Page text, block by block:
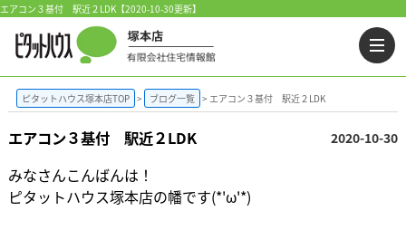
エアコン３基付 駅近２LDK【2020-10-30更新】
ピタットハウス塚本店TOP ブログ一覧 エアコン３基付 駅近２LDK
エアコン３基付 駅近２LDK 2020-10-30
みなさんこんばんは！
ピタットハウス塚本店の幡です(*'ω'*)